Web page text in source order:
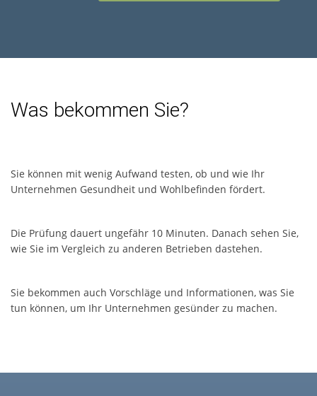
Was bekommen Sie?
Sie können mit wenig Aufwand testen, ob und wie Ihr
Unternehmen Gesundheit und Wohlbefinden fördert.
Die Prüfung dauert ungefähr 10 Minuten. Danach sehen Sie,
wie Sie im Vergleich zu anderen Betrieben dastehen.
Sie bekommen auch Vorschläge und Informationen, was Sie
tun können, um Ihr Unternehmen gesünder zu machen.